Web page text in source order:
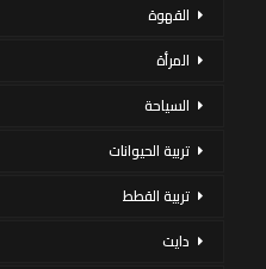
القهوة
المرأة
السياحة
تربية الحيوانات
تربية القطط
دايت